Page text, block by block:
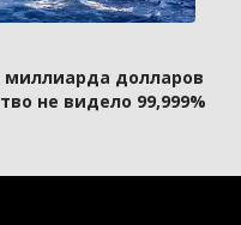
долларов
не видело 99,999%